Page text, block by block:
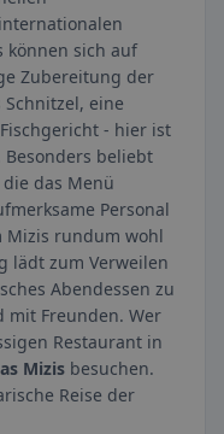
können sich auf
Zubereitung der
eine
- hier ist
Besonders beliebt
das Menü
Personal
Mizis rundum wohl
lädt zum Verweilen
Abendessen zu
mit Freunden. Wer
Restaurant in
Mizis besuchen.
Reise der